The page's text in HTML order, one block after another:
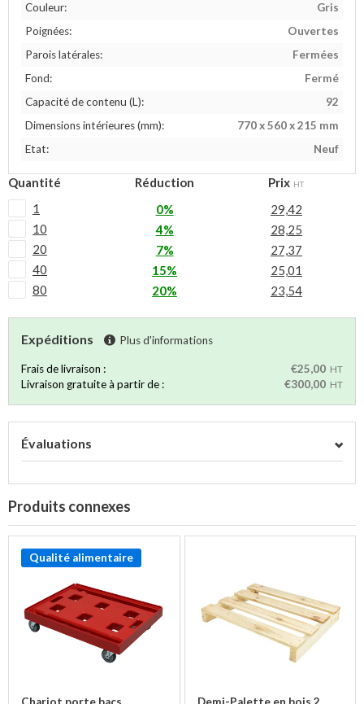
Couleur:
Gris
Poignées:
Ouvertes
Parois latérales:
Fermées
Fond:
Fermé
Capacité de contenu (L):
92
Dimensions intérieures (mm):
770 x 560 x 215 mm
Etat:
Neuf
Quantité Réduction Prix HT
1 0%
29,42
10
4%
28,25
20
7%
27,37
40
15%
25,01
80
20% 23,54
Expéditions Plus d'informations
Frais de livraison : €25,00 HT
Livraison gratuite à partir de : €300,00 HT
Évaluations
Produits connexes
Qualité alimentaire
Chariot porte bacs
Demi-Palette en bois 2